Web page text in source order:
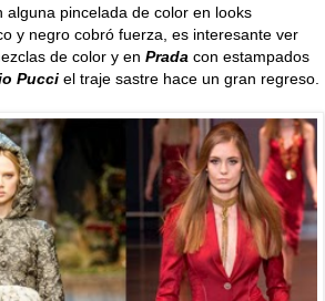
pincelada de color en looks
y negro cobró fuerza, es interesante ver
de color y en Prada con estampados
Pucci el traje sastre hace un gran regreso.